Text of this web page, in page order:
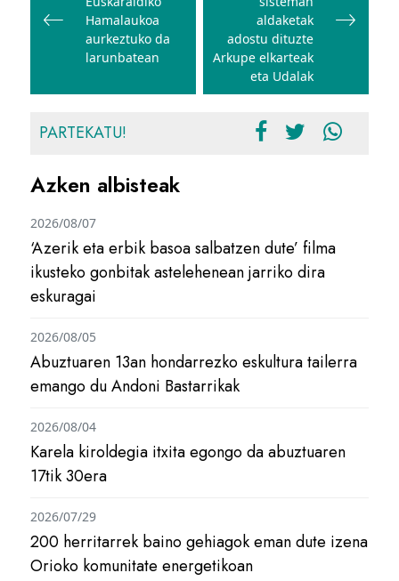
Hamalaukoa
aurkeztuko da
larunbatean
aldaketak
adostu dituzte
Arkupe elkarteak
eta Udalak
PARTEKATU!
Azken albisteak
‘Azerik eta erbik basoa salbatzen dute’ filma
ikusteko gonbitak astelehenean jarriko dira
eskuragai
2026/08/07
Abuztuaren 13an hondarrezko eskultura tailerra
emango du Andoni Bastarrikak
2026/08/05
Karela kiroldegia itxita egongo da abuztuaren
17tik 30era
2026/08/04
200 herritarrek baino gehiagok eman dute izena
Orioko komunitate energetikoan
2026/07/29